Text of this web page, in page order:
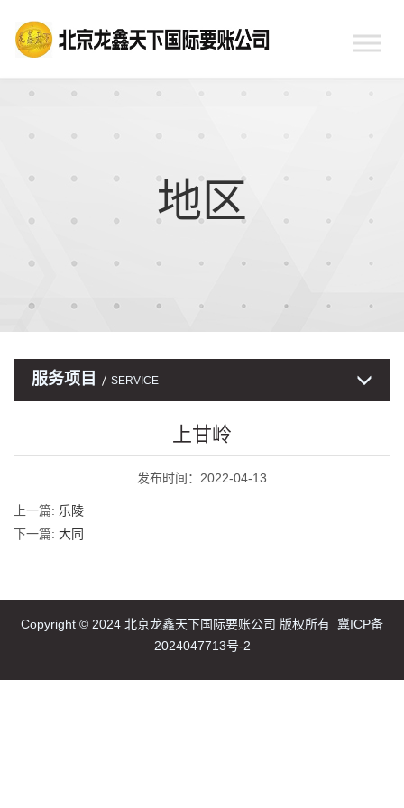
地区
服务项目 SERVICE
上甘岭
发布时间：2022-04-13
上一篇: 乐陵
下一篇: 大同
Copyright © 2024 北京龙鑫天下国际要账公司 版权所有 冀ICP备
2024047713号-2